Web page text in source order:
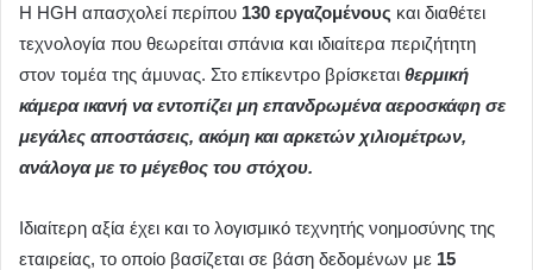
Η HGH απασχολεί περίπου 130 εργαζομένους και διαθέτει
τεχνολογία που θεωρείται σπάνια και ιδιαίτερα περιζήτητη
στον τομέα της άμυνας. Στο επίκεντρο βρίσκεται θερμική
κάμερα ικανή να εντοπίζει μη επανδρωμένα αεροσκάφη σε
μεγάλες αποστάσεις, ακόμη και αρκετών χιλιομέτρων,
ανάλογα με το μέγεθος του στόχου.
Ιδιαίτερη αξία έχει και το λογισμικό τεχνητής νοημοσύνης της
εταιρείας, το οποίο βασίζεται σε βάση δεδομένων με 15